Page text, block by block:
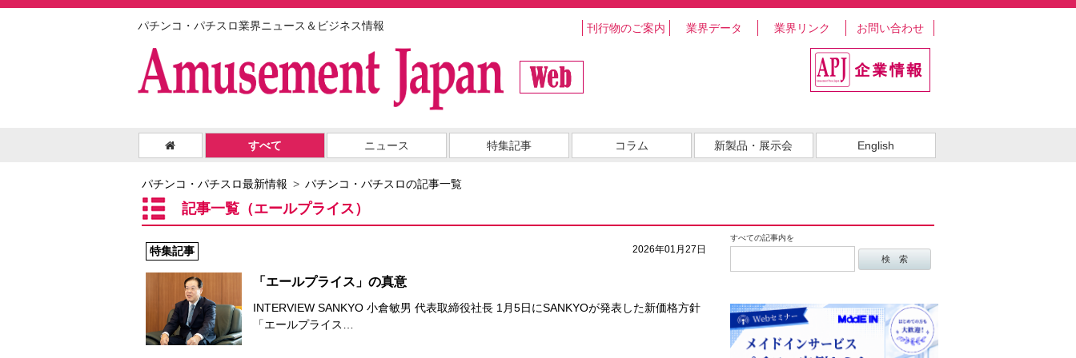
パチンコ・パチスロ業界ニュース＆ビジネス情報 刊行物のご案内 業界データ 業界リンク お問い合わせ
すべて ニュース 特集記事 コラム 新製品・展示会 English
パチンコ・パチスロ最新情報 パチンコ・パチスロの記事一覧
記事一覧（エールプライス）
すべての記事内を
2026年01月27日
特集記事
「エールプライス」の真意
INTERVIEW SANKYO 小倉敏男 代表取締役社長 1月5日にSANKYOが発表した新価格方針
「エールプライス…